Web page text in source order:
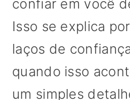
confiar em você
Isso se explica
laços de
quando isso
um simples